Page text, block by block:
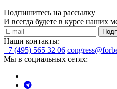
Подпишитесь на рассылку
И всегда будете в курсе наших
Наши контакты:
+7 (495) 565 32 06
Мы в социальных сетях: